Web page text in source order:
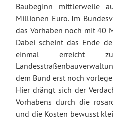
Baubeginn mittlerweile
Millionen Euro. Im
das Vorhaben noch mit 40
Dabei scheint das Ende
einmal
dem Bund erst noch
Hier drängt sich der
Vorhabens durch die
und die Kosten bewusst